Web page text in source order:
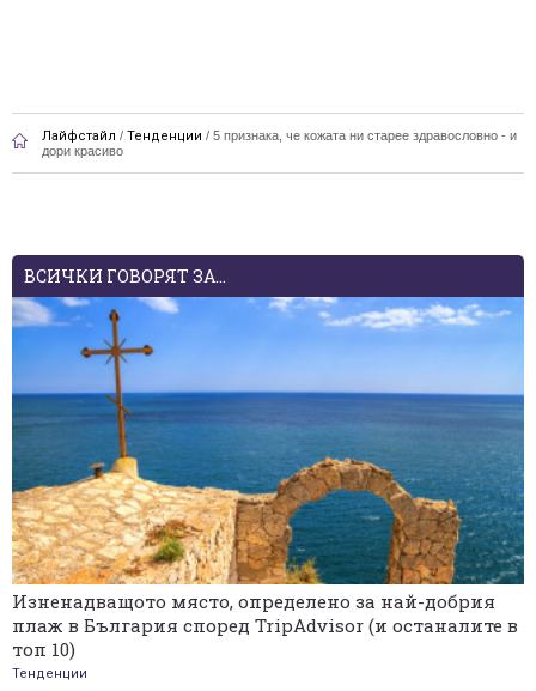
Лайфстайл / Тенденции / 5 признака, че кожата ни старее здравословно - и
дори красиво
ВСИЧКИ ГОВОРЯТ ЗА...
Изненадващото място, определено за най-добрия
плаж в България според TripAdvisor (и останалите в
топ 10)
Тенденции